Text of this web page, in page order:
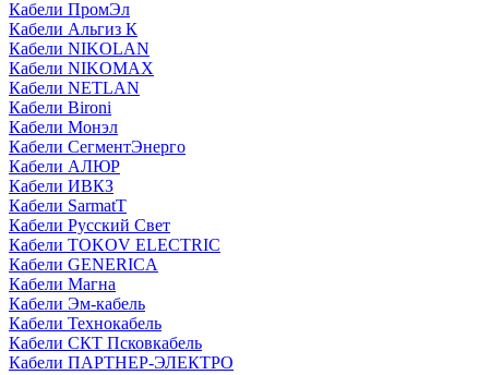
Кабели ПромЭл
Кабели Альгиз К
Кабели NIKOLAN
Кабели NIKOMAX
Кабели NETLAN
Кабели Bironi
Кабели Монэл
Кабели СегментЭнерго
Кабели АЛЮР
Кабели ИВКЗ
Кабели SarmatT
Кабели Русский Свет
Кабели TOKOV ELECTRIC
Кабели GENERICA
Кабели Магна
Кабели Эм-кабель
Кабели Технокабель
Кабели СКТ Псковкабель
Кабели ПАРТНЕР-ЭЛЕКТРО